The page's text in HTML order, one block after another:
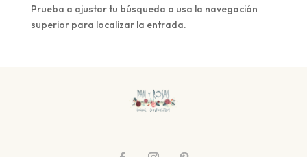
Prueba a ajustar tu búsqueda o usa la navegación
superior para localizar la entrada.